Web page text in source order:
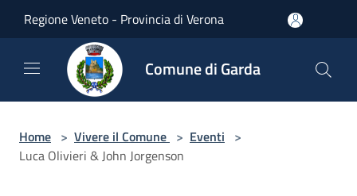
Regione Veneto - Provincia di Verona
Comune di Garda
Home > Vivere il Comune > Eventi >
Luca Olivieri & John Jorgenson